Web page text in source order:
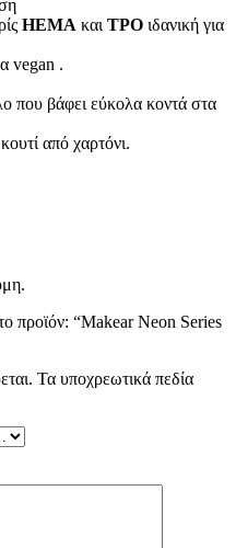
HEMA και TPO ιδανική για
vegan .
που βάφει εύκολα κοντά στα
από χαρτόνι.
προϊόν: “Makear Neon Series
Τα υποχρεωτικά πεδία